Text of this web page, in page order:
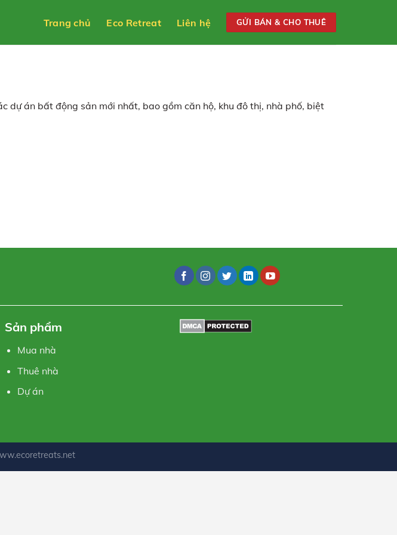
Trang chủ Eco Retreat Liên hệ GỬI BÁN & CHO THUÊ
dự án bất động sản mới nhất, bao gồm căn hộ, khu đô thị, nhà phố, biệt
Sản phẩm
Mua nhà
Thuê nhà
Dự án